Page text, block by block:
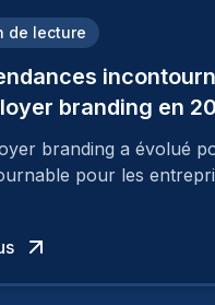
de lecture
branding en
branding a évolué
pour les